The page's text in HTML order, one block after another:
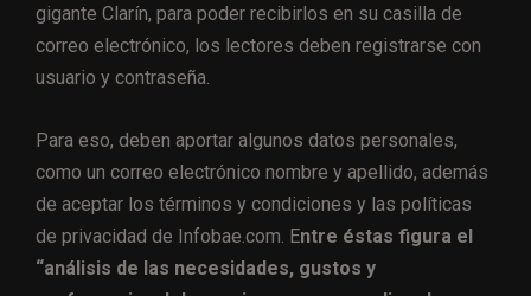
gigante Clarín, para poder recibirlos en su casilla de
correo electrónico, los lectores deben registrarse con
usuario y contraseña.
Para eso, deben aportar algunos datos personales,
como un correo electrónico nombre y apellido, además
de aceptar los términos y condiciones y las políticas
de privacidad de Infobae.com. Entre éstas figura el
“análisis de las necesidades, gustos y